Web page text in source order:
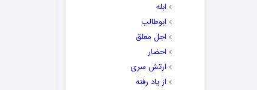
ابله
ابوطالب
اجل معلق
احضار
ارتش سری
از یاد رفته